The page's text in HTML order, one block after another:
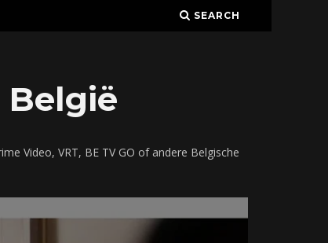
SEARCH
België
Video, VRT, BE TV GO of andere Belgische